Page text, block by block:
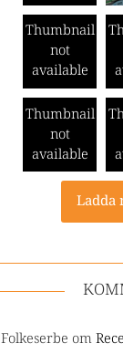
Thumbnail
not
available
Thumbnail
not
available
Ladda
Folkeserbe om